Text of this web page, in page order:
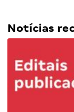
Notícias